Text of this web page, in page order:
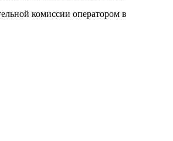
комиссии оператором в